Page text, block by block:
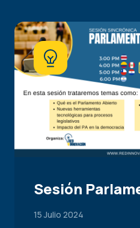
Sesión
15 Julio 2024